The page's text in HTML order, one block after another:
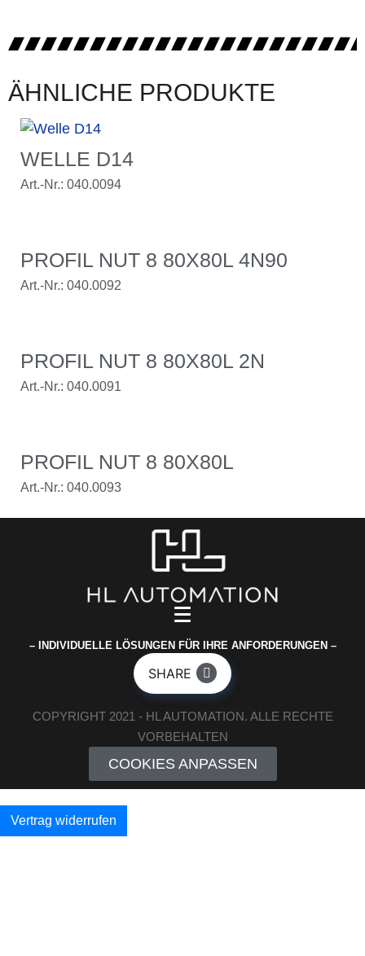
ÄHNLICHE PRODUKTE
WELLE D14
Art.-Nr.: 040.0094
PROFIL NUT 8 80X80L 4N90
Art.-Nr.: 040.0092
PROFIL NUT 8 80X80L 2N
Art.-Nr.: 040.0091
PROFIL NUT 8 80X80L
Art.-Nr.: 040.0093
– INDIVIDUELLE LÖSUNGEN FÜR IHRE ANFORDERUNGEN –
SHARE
COPYRIGHT 2021 - HL AUTOMATION. ALLE RECHTE
VORBEHALTEN
COOKIES ANPASSEN
Vertrag widerrufen